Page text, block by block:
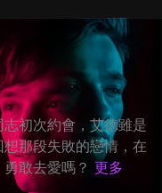
初次約會，艾德雖是
那段失敗的戀情，在
敢去愛嗎？ 更多